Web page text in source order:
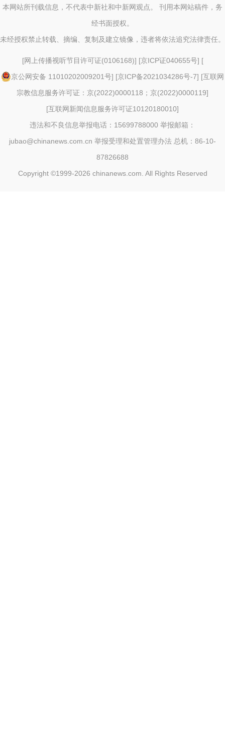
本网站所刊载信息，不代表中新社和中新网观点。 刊用本网站稿件，务
经书面授权。
未经授权禁止转载、摘编、复制及建立镜像，违者将依法追究法律责任。
[网上传播视听节目许可证(0106168)] [京ICP证040655号] [
京公网安备 11010202009201号] [京ICP备2021034286号-7] [互联网
宗教信息服务许可证：京(2022)0000118；京(2022)0000119]
[互联网新闻信息服务许可证10120180010]
违法和不良信息举报电话：15699788000 举报邮箱：
jubao@chinanews.com.cn 举报受理和处置管理办法 总机：86-10-
87826688
Copyright ©1999-2026 chinanews.com. All Rights Reserved